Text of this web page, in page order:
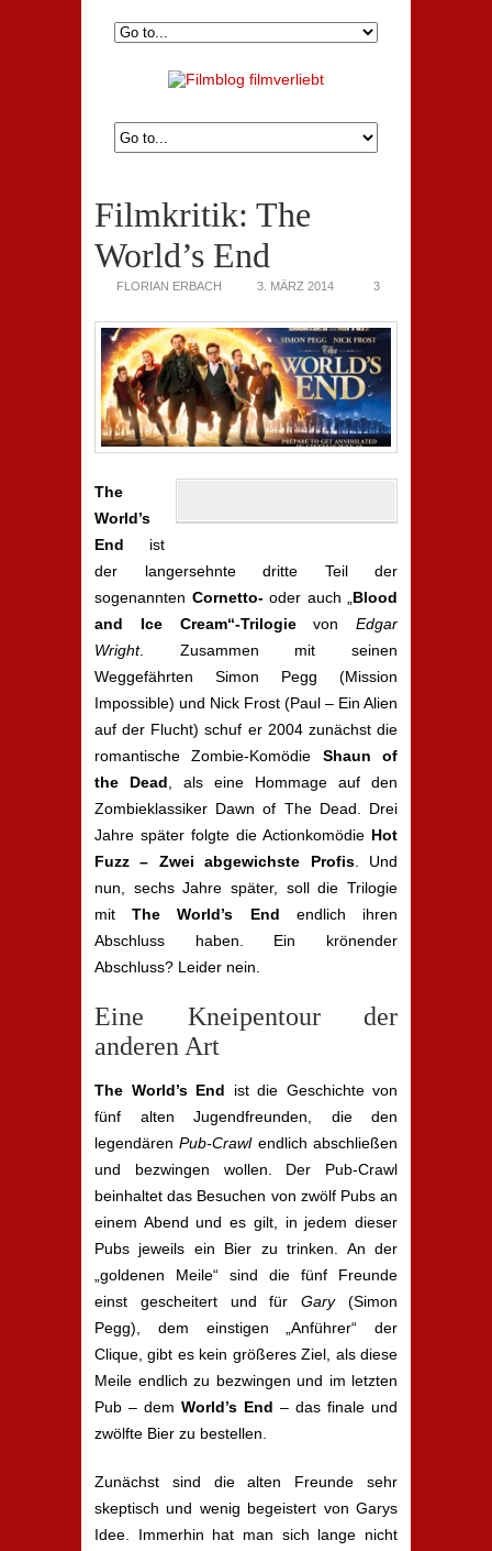
Filmkritik: The
World’s End
FLORIAN ERBACH 3. MÄRZ 2014 3
The
World’s
End ist
der langersehnte dritte Teil der
sogenannten Cornetto-oder auch „ Blood
and Ice Cream“-Trilogievon Edgar
Wright. Zusammen mit seinen
Weggefährten Simon Pegg (Mission
Impossible) und Nick Frost (Paul – Ein Alien
auf der Flucht) schuf er 2004 zunächst die
romantische Zombie-Komödie Shaun of
the Dead , als eine Hommage auf den
Zombieklassiker Dawn of The Dead. Drei
Jahre später folgte die Actionkomödie Hot
Fuzz – Zwei abgewichste Profis. Und
nun, sechs Jahre später, soll die Trilogie
mitThe World’s End endlich ihren
Abschluss haben. Ein krönender
Abschluss? Leider nein.
Eine Kneipentour der
anderen Art
The World’s End ist die Geschichte von
fünf alten Jugendfreunden, die den
legendären Pub-Crawlendlich abschließen
und bezwingen wollen. Der Pub-Crawl
beinhaltet das Besuchen von zwölf Pubs an
einem Abend und es gilt, in jedem dieser
Pubs jeweils ein Bier zu trinken. An der
„goldenen Meile“ sind die fünf Freunde
einst gescheitert und fürGary(Simon
Pegg), dem einstigen „Anführer“ der
Clique, gibt es kein größeres Ziel, als diese
Meile endlich zu bezwingen und im letzten
Pub – dem World’s End – das finale und
zwölfte Bier zu bestellen.
Zunächst sind die alten Freunde sehr
skeptisch und wenig begeistert von Garys
Idee. Immerhin hat man sich lange nicht